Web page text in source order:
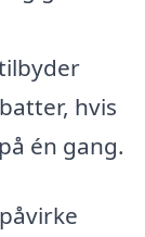
hvis
én gang.